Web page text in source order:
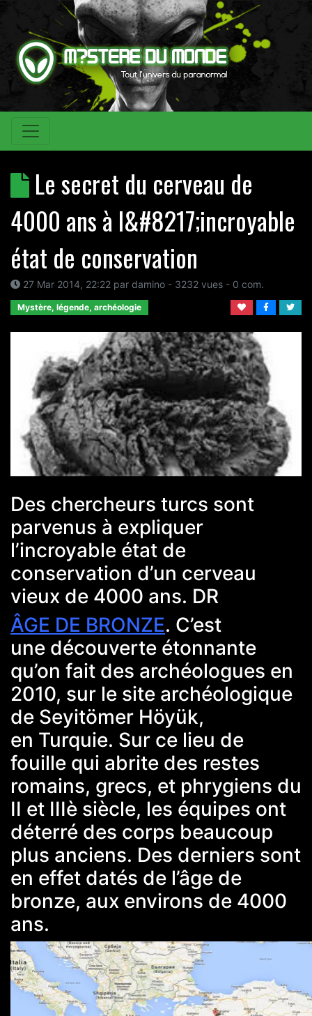
Le secret du cerveau de
4000 ans à l&#8217;incroyable
état de conservation
27 Mar 2014, 22:22 par damino - 3232 vues - 0 com.
Mystère, légende, archéologie
Des chercheurs turcs sont
parvenus à expliquer
l’incroyable état de
conservation d’un cerveau
vieux de 4000 ans. DR
ÂGE DE BRONZE. C’est
une découverte étonnante
qu’on fait des archéologues en
2010, sur le site archéologique
de Seyitömer Höyük,
en Turquie. Sur ce lieu de
fouille qui abrite des restes
romains, grecs, et phrygiens du
II et IIIè siècle, les équipes ont
déterré des corps beaucoup
plus anciens. Des derniers sont
en effet datés de l’âge de
bronze, aux environs de 4000
ans.